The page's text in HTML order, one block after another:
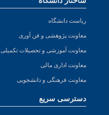
ریاست دانشگاه
معاونت پژوهشی و فن آوری
معاونت آموزشی و تحصیلات تکمیلی
معاونت اداری مالی
معاونت فرهنگی و دانشجویی
دسترسی سریع